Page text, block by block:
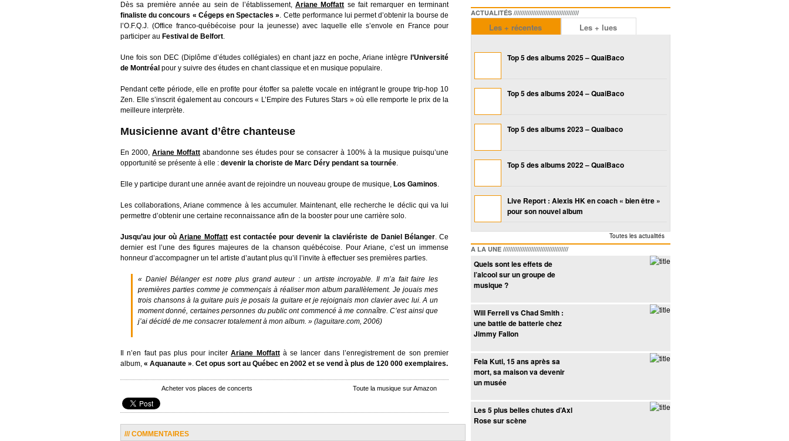
Dès sa première année au sein de l’établissement, Ariane Moffatt se fait remarquer en terminant
finaliste du concours « Cégeps en Spectacles ». Cette performance lui permet d’obtenir la bourse de
l’O.F.Q.J. (Office franco-québécoise pour la jeunesse) avec laquelle elle s’envole en France pour
participer au Festival de Belfort.
Une fois son DEC (Diplôme d’études collégiales) en chant jazz en poche, Ariane intègre l’Université
de Montréal pour y suivre des études en chant classique et en musique populaire.
Pendant cette période, elle en profite pour étoffer sa palette vocale en intégrant le groupe trip-hop 10
Zen. Elle s’inscrit également au concours « L’Empire des Futures Stars » où elle remporte le prix de la
meilleure interprète.
Musicienne avant d’être chanteuse
En 2000, Ariane Moffatt abandonne ses études pour se consacrer à 100% à la musique puisqu’une
opportunité se présente à elle : devenir la choriste de Marc Déry pendant sa tournée.
Elle y participe durant une année avant de rejoindre un nouveau groupe de musique, Los Gaminos.
Les collaborations, Ariane commence à les accumuler. Maintenant, elle recherche le déclic qui va lui
permettre d’obtenir une certaine reconnaissance afin de la booster pour une carrière solo.
Jusqu’au jour oùAriane Moffattest contactée pour devenir la claviériste de Daniel Bélanger. Ce
dernier est l’une des figures majeures de la chanson québécoise. Pour Ariane, c’est un immense
honneur d’accompagner un tel artiste d’autant plus qu’il l’invite à effectuer ses premières parties.
« Daniel Bélanger est notre plus grand auteur : un artiste incroyable. Il m’a fait faire les
premières parties comme je commençais à réaliser mon album parallèlement. Je jouais mes
trois chansons à la guitare puis je posais la guitare et je rejoignais mon clavier avec lui. A un
moment donné, certaines personnes du public ont commencé à me connaître. C’est ainsi que
j’ai décidé de me consacrer totalement à mon album. » (laguitare.com, 2006)
Il n’en faut pas plus pour inciterAriane Moffattà se lancer dans l’enregistrement de son premier
album, « Aquanaute ». Cet opus sort au Québec en 2002 et se vend à plus de 120 000 exemplaires.
Acheter vos places de concerts Toute la musique sur Amazon
/// COMMENTAIRES
ACTUALITÉS /////////////////////////////////////
Les + récentes Les + lues
Top 5 des albums 2025 – QuaiBaco
Top 5 des albums 2024 – QuaiBaco
Top 5 des albums 2023 – Quaibaco
Top 5 des albums 2022 – QuaiBaco
Live Report : Alexis HK en coach « bien être »
pour son nouvel album
Toutes les actualités
A LA UNE /////////////////////////////////////
Quels sont les effets de
l’alcool sur un groupe de
musique ?
Will Ferrell vs Chad Smith :
une battle de batterie chez
Jimmy Fallon
Fela Kuti, 15 ans après sa
mort, sa maison va devenir
un musée
Les 5 plus belles chutes d’Axl
Rose sur scène